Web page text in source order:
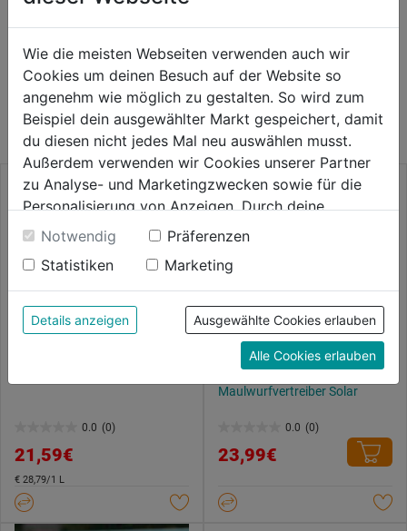
WEITERE PRODUKTE AUS DIESER
KATEGORIE
0.0 (0)
von
5
Sternen.
21,59€
€ 28,79/1 L
Maulwurfvertreiber Solar
0.0 (0)
von
Sternen.
23,99€
Wie die meisten Webseiten verwenden auch wir
Cookies um deinen Besuch auf der Website so
angenehm wie möglich zu gestalten. So wird zum
Beispiel dein ausgewählter Markt gespeichert, damit
du diesen nicht jedes Mal neu auswählen musst.
Außerdem verwenden wir Cookies unserer Partner
zu Analyse- und Marketingzwecken sowie für die
Personalisierung von Anzeigen. Durch deine
Einwilligung werden die Daten von Drittanbieter,
unter anderem auch in den USA, verarbeitet.
Durch Klick auf "Alle Cookies erlauben" stimmst du
der Verwendung aller Cookies zu. Unter "Details
anzeigen" findest du alle Infos zu den
unterschiedlichen Cookies, unter "Cookies
Konfigurieren" kannst du auswählen, welche Cookies
du zulassen möchtest und welche nicht.
Weitere Informationen findest du in unserer
Datenschutzerklärung
Notwendig
Präferenzen
Statistiken
Marketing
Details anzeigen Ausgewählte Cookies erlauben
Alle Cookies erlauben